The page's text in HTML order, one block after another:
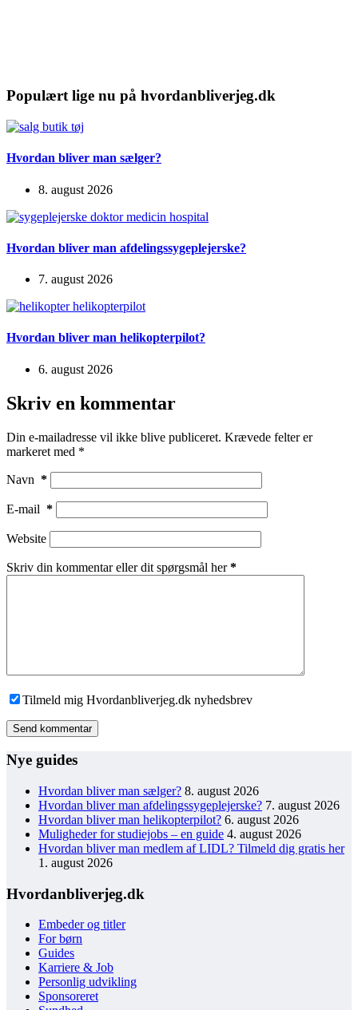
Populært lige nu på hvordanbliverjeg.dk
Hvordan bliver man sælger?
8. august 2026
Hvordan bliver man afdelingssygeplejerske?
7. august 2026
Hvordan bliver man helikopterpilot?
6. august 2026
Skriv en kommentar
Din e-mailadresse vil ikke blive publiceret. Krævede felter er
markeret med *
Navn *
E-mail *
Website
Skriv din kommentar eller dit spørgsmål her*
Tilmeld mig Hvordanbliverjeg.dk nyhedsbrev
Send kommentar
Nye guides
Hvordan bliver man sælger? 8. august 2026
Hvordan bliver man afdelingssygeplejerske? 7. august 2026
Hvordan bliver man helikopterpilot? 6. august 2026
Muligheder for studiejobs – en guide 4. august 2026
Hvordan bliver man medlem af LIDL? Tilmeld dig gratis her
1. august 2026
Hvordanbliverjeg.dk
Embeder og titler
For børn
Guides
Karriere & Job
Personlig udvikling
Sponsoreret